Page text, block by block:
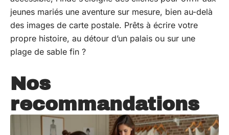
jeunes mariés une aventure sur mesure, bien au-delà
des images de carte postale. Prêts à écrire votre
propre histoire, au détour d’un palais ou sur une
plage de sable fin ?
Nos
recommandations